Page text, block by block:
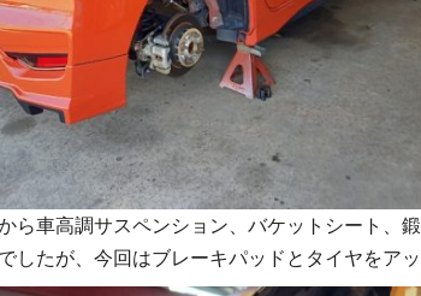
ら車高調サスペンション、バケットシート、
したが、今回はブレーキパッドとタイヤをアッ